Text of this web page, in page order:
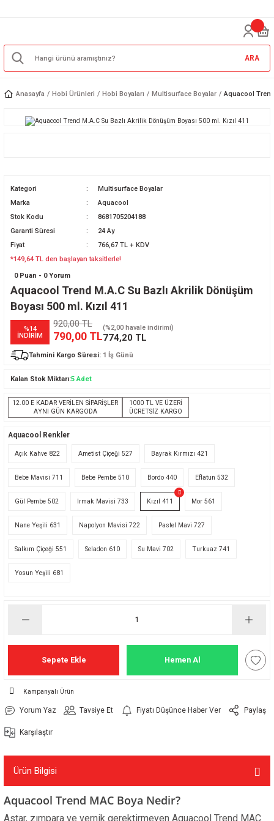
ARA
Anasayfa Hobi Ürünleri Hobi Boyaları Multisurface Boyalar Aquacool Trend
Kategori
Multisurface Boyalar
Marka
Aquacool
Stok Kodu
8681705204188
Garanti Süresi
24 Ay
Fiyat
766,67 TL + KDV
*149,64 TL den başlayan taksitlerle!
0 Puan - 0 Yorum
Aquacool Trend M.A.C Su Bazlı Akrilik Dönüşüm
Boyası 500 ml. Kızıl 411
%14
İNDİRİM
920,00 TL
790,00 TL
(%2,00 havale indirimi)
774,20 TL
Tahmini Kargo Süresi: 1 İş Günü
Kalan Stok Miktarı:5 Adet
12.00 E KADAR VERİLEN SİPARİŞLER
AYNI GÜN KARGODA
1000 TL VE ÜZERİ
ÜCRETSİZ KARGO
Aquacool Renkler
Açık Kahve 822 Ametist Çiçeği 527 Bayrak Kırmızı 421
Bebe Mavisi 711 Bebe Pembe 510 Bordo 440 Eflatun 532
Gül Pembe 502 Irmak Mavisi 733 Kızıl 411 Mor 561
Nane Yeşili 631 Napolyon Mavisi 722 Pastel Mavi 727
Salkım Çiçeği 551 Seladon 610 Su Mavi 702 Turkuaz 741
Yosun Yeşili 681
Sepete Ekle Hemen Al
Kampanyalı Ürün
Yorum Yaz Tavsiye Et Fiyatı Düşünce Haber Ver Paylaş
Karşılaştır
Ürün Bilgisi
Aquacool Trend MAC Boya Nedir?
Astar, zımpara ve vernik gerektirmeyen Aquacool Trend MAC